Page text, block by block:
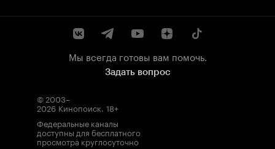
Мы всегда готовы вам помочь.
Задать вопрос
© 2003–
2026 Кинопоиск 18+
Федеральные каналы
доступны для бесплатного
просмотра круглосуточно